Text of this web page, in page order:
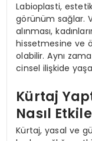
Labioplasti,
görünüm sağlar.
alınması,
hissetmesine ve
olabilir. Aynı
cinsel ilişkide
Kürtaj
Nasıl
Kürtaj, yasal ve